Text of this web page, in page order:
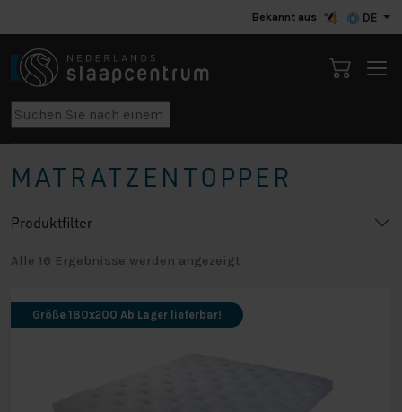
Bekannt aus DE
MATRATZENTOPPER
Produktfilter
Alle 16 Ergebnisse werden angezeigt
Größe 180x200 Ab Lager lieferbar!